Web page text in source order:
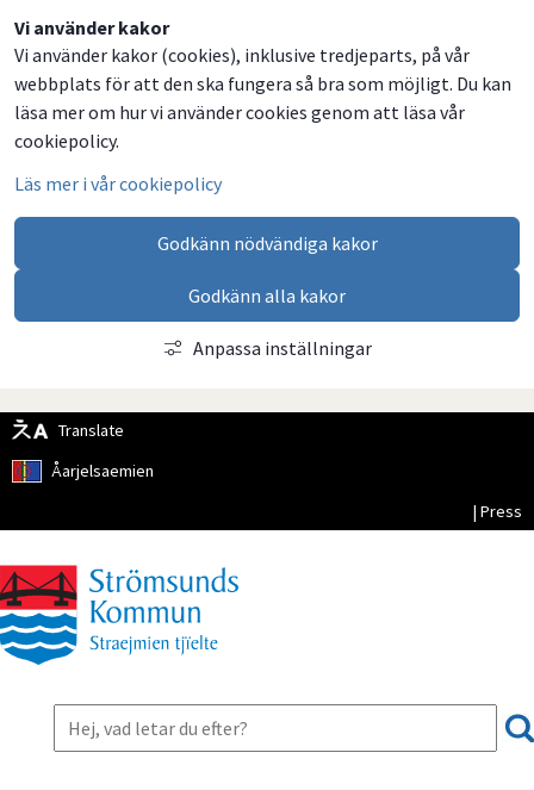
Vi använder kakor
Vi använder kakor (cookies), inklusive tredjeparts, på vår
webbplats för att den ska fungera så bra som möjligt. Du kan
läsa mer om hur vi använder cookies genom att läsa vår
cookiepolicy.
Läs mer i vår cookiepolicy
Godkänn nödvändiga kakor
Godkänn alla kakor
Anpassa inställningar
Translate
Åarjelsaemien
| Press
Dela
på
Facebook
Dela
på
Twitter
Dela
på
LinkedIn
Dela
via
email